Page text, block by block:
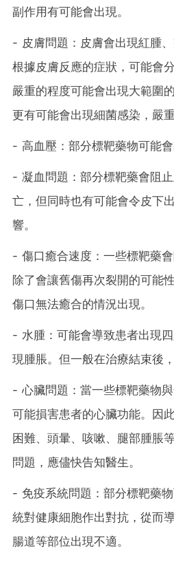
副作用有可能會出現。
- 皮膚問題：皮膚會出現紅腫
根據皮膚反應的症狀，可能會
嚴重的程度可能會出現大範圍
更有可能會出現細菌感染，嚴
- 高血壓：部分標靶藥物可能會
- 凝血問題：部分標靶藥會阻
亡，但同時也有可能會令皮下
響。
- 傷口癒合速度：一些標靶藥
除了會讓舊傷再次裂開的可能
傷口無法癒合的情況出現。
- 水腫：可能會導致患者出現
現腫脹。但一般在治療結束後
- 心臟問題：當一些標靶藥物
可能損害患者的心臟功能。因
困難、頭暈、咳嗽、腿部腫脹
問題，應儘快告知醫生。
- 免疫系統問題：部分標靶藥
統對健康細胞作出對抗，從而
腸道等部位出現不適。